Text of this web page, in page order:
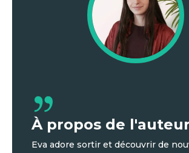
À propos de l'auteur
Eva adore sortir et découvrir de